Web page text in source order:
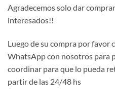
Agradecemos solo dar
interesados!!
Luego de su compra por
WhatsApp con nosotros para
coordinar para que lo pueda
partir de las 24/48 hs